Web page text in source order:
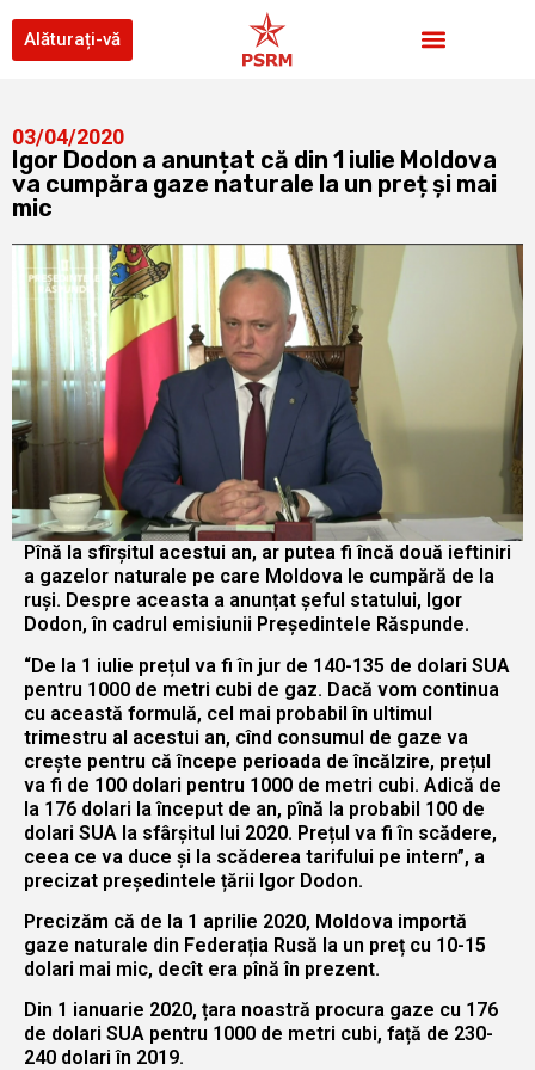
Alăturați-vă
03/04/2020
Igor Dodon a anunțat că din 1 iulie Moldova
va cumpăra gaze naturale la un preț și mai
mic
Pînă la sfîrșitul acestui an, ar putea fi încă două ieftiniri
a gazelor naturale pe care Moldova le cumpără de la
ruși. Despre aceasta a anunțat șeful statului, Igor
Dodon, în cadrul emisiunii Președintele Răspunde.
“De la 1 iulie prețul va fi în jur de 140-135 de dolari SUA
pentru 1000 de metri cubi de gaz. Dacă vom continua
cu această formulă, cel mai probabil în ultimul
trimestru al acestui an, cînd consumul de gaze va
crește pentru că începe perioada de încălzire, prețul
va fi de 100 dolari pentru 1000 de metri cubi. Adică de
la 176 dolari la început de an, pînă la probabil 100 de
dolari SUA la sfârșitul lui 2020. Prețul va fi în scădere,
ceea ce va duce și la scăderea tarifului pe intern”, a
precizat președintele țării Igor Dodon.
Precizăm că de la 1 aprilie 2020, Moldova importă
gaze naturale din Federația Rusă la un preț cu 10-15
dolari mai mic, decît era pînă în prezent.
Din 1 ianuarie 2020, țara noastră procura gaze cu 176
de dolari SUA pentru 1000 de metri cubi, față de 230-
240 dolari în 2019.